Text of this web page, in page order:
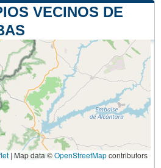
VECINOS DE
| Map data ©OpenStreetMapcontributors